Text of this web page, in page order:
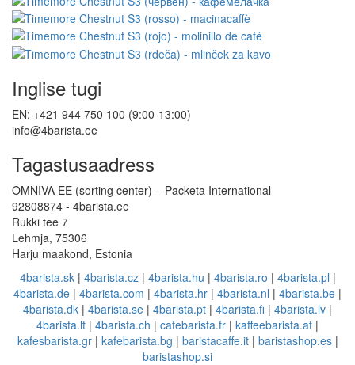
Inglise tugi
EN: +421 944 750 100 (9:00-13:00)
info@4barista.ee
Tagastusaadress
OMNIVA EE (sorting center) – Packeta International
92808874 - 4barista.ee
Rukki tee 7
Lehmja, 75306
Harju maakond, Estonia
4barista.sk| 4barista.cz| 4barista.hu | 4barista.ro | 4barista.pl |
4barista.de | 4barista.com | 4barista.hr | 4barista.nl | 4barista.be |
4barista.dk | 4barista.se | 4barista.pt | 4barista.fi | 4barista.lv |
4barista.lt | 4barista.ch | cafebarista.fr | kaffeebarista.at |
kafesbarista.gr| kafebarista.bg | baristacaffe.it| baristashop.es|
baristashop.si